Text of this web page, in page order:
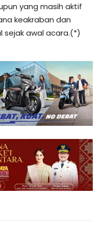
yang masih aktif
keakraban dan
awal acara.(*)